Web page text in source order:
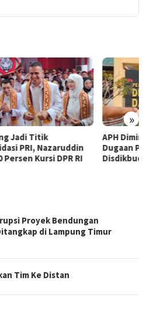
»
APH Diminta Segera Tangani
Dugaan Proyek Asal Jadi Di
Disdikbud Pringsewu
Proyek Bendungan
di Lampung Timur
Tim Ke Distan